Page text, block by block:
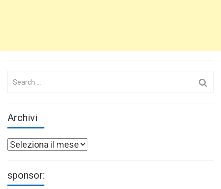
Archivi
Archivi
sponsor: